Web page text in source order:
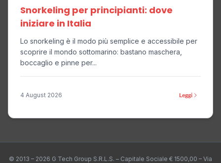
Snorkeling per principianti: dove
iniziare in Italia
Lo snorkeling è il modo più semplice e accessibile per
scoprire il mondo sottomarino: bastano maschera,
boccaglio e pinne per...
4 August 2026 Leggi
© 2013 – 2026 G Tech Group S.R.L.S. – Capitale Sociale € 1500,00 – Via